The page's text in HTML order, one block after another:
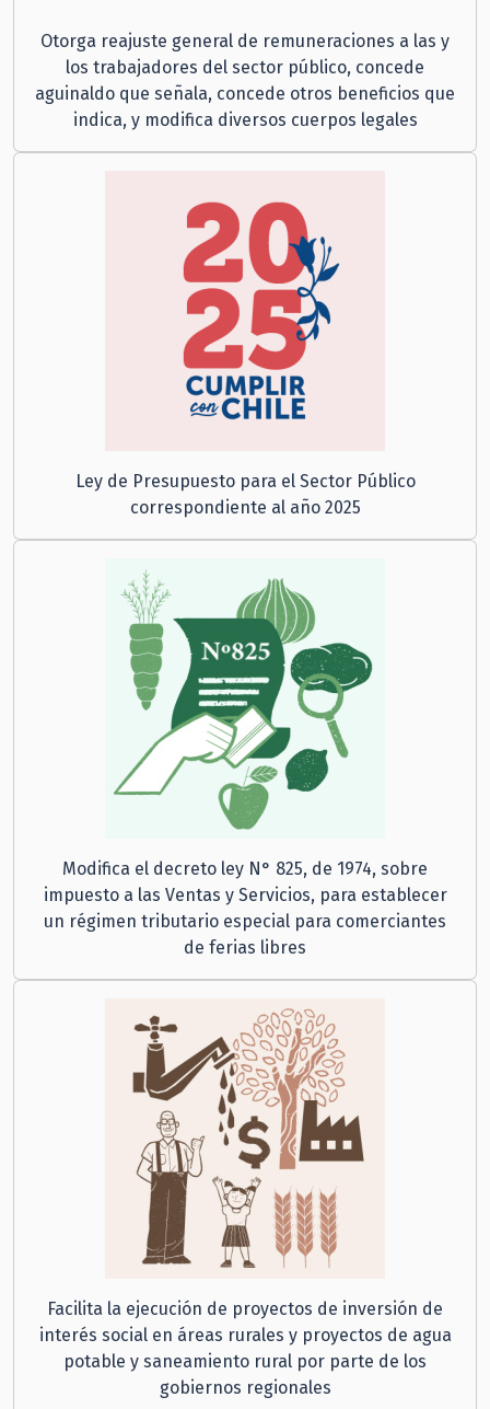
Otorga reajuste general de remuneraciones a las y
los trabajadores del sector público, concede
aguinaldo que señala, concede otros beneficios que
indica, y modifica diversos cuerpos legales
Ley de Presupuesto para el Sector Público
correspondiente al año 2025
Modifica el decreto ley N° 825, de 1974, sobre
impuesto a las Ventas y Servicios, para establecer
un régimen tributario especial para comerciantes
de ferias libres
Facilita la ejecución de proyectos de inversión de
interés social en áreas rurales y proyectos de agua
potable y saneamiento rural por parte de los
gobiernos regionales